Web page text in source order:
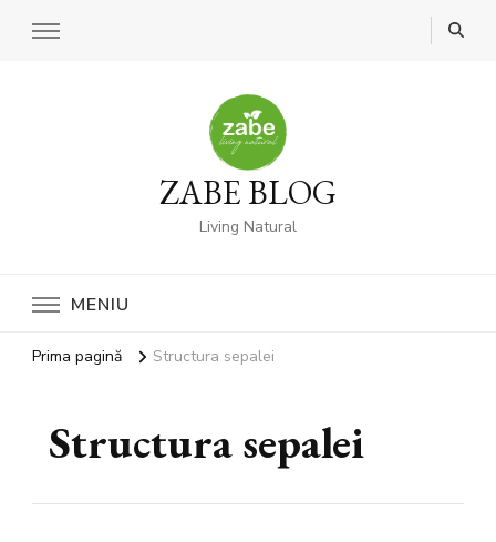
ZABE BLOG
Living Natural
MENIU
Prima pagină Structura sepalei
Structura sepalei